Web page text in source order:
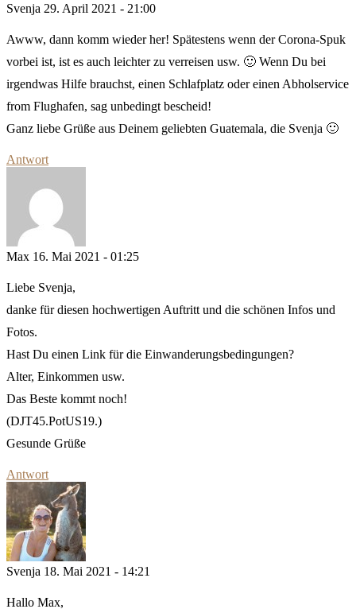
Svenja 29. April 2021 - 21:00
Awww, dann komm wieder her! Spätestens wenn der Corona-Spuk
vorbei ist, ist es auch leichter zu verreisen usw. 🙂 Wenn Du bei
irgendwas Hilfe brauchst, einen Schlafplatz oder einen Abholservice
from Flughafen, sag unbedingt bescheid!
Ganz liebe Grüße aus Deinem geliebten Guatemala, die Svenja 🙂
Antwort
Max 16. Mai 2021 - 01:25
Liebe Svenja,
danke für diesen hochwertigen Auftritt und die schönen Infos und
Fotos.
Hast Du einen Link für die Einwanderungsbedingungen?
Alter, Einkommen usw.
Das Beste kommt noch!
(DJT45.PotUS19.)
Gesunde Grüße
Antwort
Svenja 18. Mai 2021 - 14:21
Hallo Max,